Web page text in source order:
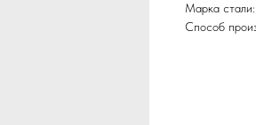
Марка
Способ